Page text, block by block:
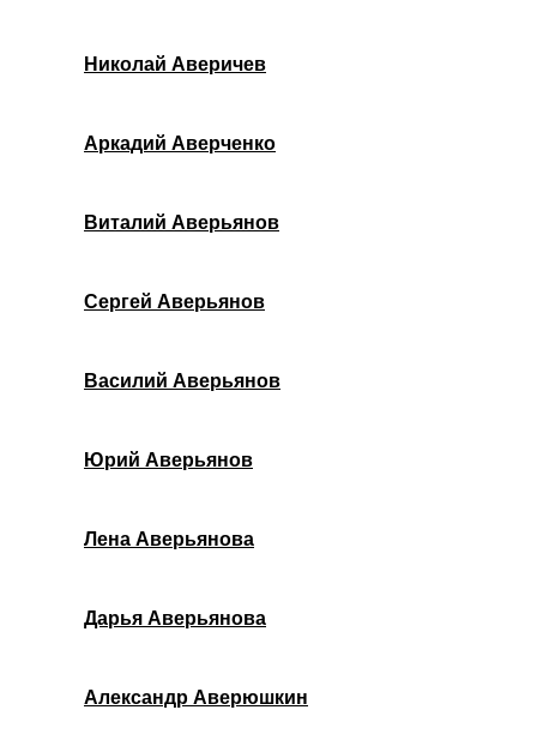
Николай Аверичев
Аркадий Аверченко
Виталий Аверьянов
Сергей Аверьянов
Василий Аверьянов
Юрий Аверьянов
Лена Аверьянова
Дарья Аверьянова
Александр Аверюшкин